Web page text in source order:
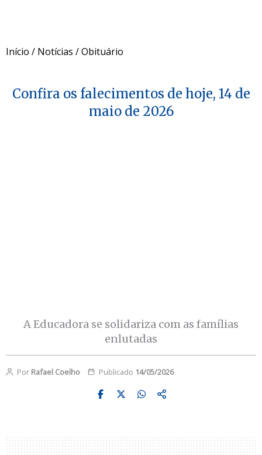
Início / Notícias /Obituário
Confira os falecimentos de hoje, 14 de
maio de 2026
A Educadora se solidariza com as famílias
enlutadas
Por Rafael Coelho Publicado 14/05/2026